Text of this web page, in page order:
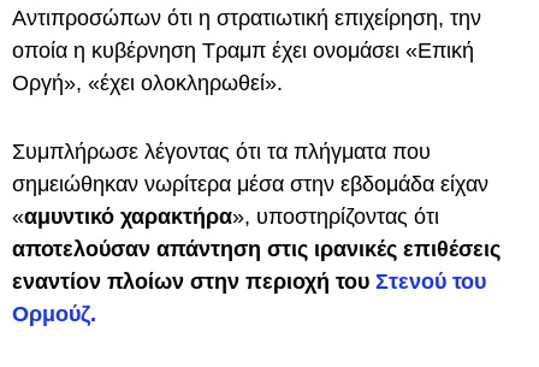
Αντιπροσώπων ότι η στρατιωτική επιχείρηση, την
οποία η κυβέρνηση Τραμπ έχει ονομάσει «Επική
Οργή», «έχει ολοκληρωθεί».
Συμπλήρωσε λέγοντας ότι τα πλήγματα που
σημειώθηκαν νωρίτερα μέσα στην εβδομάδα είχαν
«αμυντικό χαρακτήρα», υποστηρίζοντας ότι
αποτελούσαν απάντηση στις ιρανικές επιθέσεις
εναντίον πλοίων στην περιοχή του Στενού του
Ορμούζ.